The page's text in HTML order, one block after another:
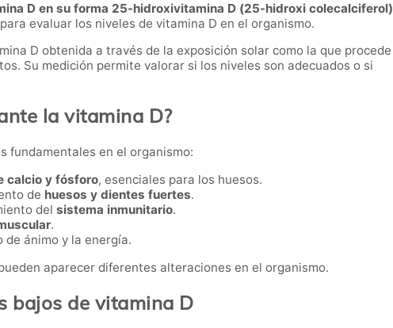
D en su forma 25-hidroxivitamina D (25-hidroxi colecalciferol)
evaluar los niveles de vitamina D en el organismo.
D obtenida a través de la exposición solar como la que procede
Su medición permite valorar si los niveles son adecuados o si
la vitamina D?
fundamentales en el organismo:
calcio y fósforo, esenciales para los huesos.
de huesos y dientes fuertes.
del sistema inmunitario.
.
de ánimo y la energía.
aparecer diferentes alteraciones en el organismo.
bajos de vitamina D